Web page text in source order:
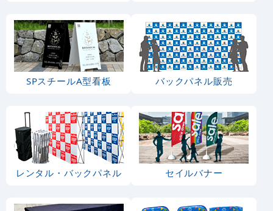
SPスチールA型看板 バックパネル販売
レンタル・バックパネル セイルバナー